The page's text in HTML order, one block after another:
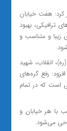
کرد: هفت خیابان
ترافیکی، بهبود
زیبا و متناسب و
انقلاب، شهید
رفع گره‌های
است که در تمام
با هر خیابان و
می‌شود.